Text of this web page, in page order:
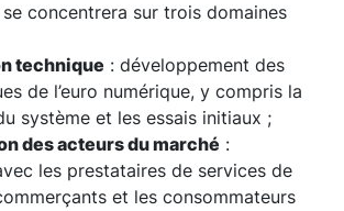
se concentrera sur trois domaines
technique : développement des
de l’euro numérique, y compris la
système et les essais initiaux ;
des acteurs du marché :
les prestataires de services de
et les consommateurs